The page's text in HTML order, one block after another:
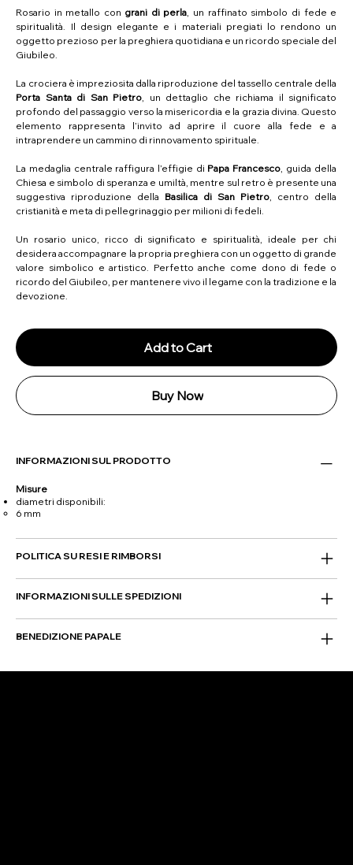
Rosario in metallo con grani di perla, un raffinato simbolo di fede e
spiritualità. Il design elegante e i materiali pregiati lo rendono un
oggetto prezioso per la preghiera quotidiana e un ricordo speciale del
Giubileo.
La crociera è impreziosita dalla riproduzione del tassello centrale della
Porta Santa di San Pietro, un dettaglio che richiama il significato
profondo del passaggio verso la misericordia e la grazia divina. Questo
elemento rappresenta l’invito ad aprire il cuore alla fede e a
intraprendere un cammino di rinnovamento spirituale.
La medaglia centrale raffigura l’effigie di Papa Francesco, guida della
Chiesa e simbolo di speranza e umiltà, mentre sul retro è presente una
suggestiva riproduzione della Basilica di San Pietro, centro della
cristianità e meta di pellegrinaggio per milioni di fedeli.
Un rosario unico, ricco di significato e spiritualità, ideale per chi
desidera accompagnare la propria preghiera con un oggetto di grande
valore simbolico e artistico. Perfetto anche come dono di fede o
ricordo del Giubileo, per mantenere vivo il legame con la tradizione e la
devozione.
Add to Cart
Buy Now
INFORMAZIONI SUL PRODOTTO
Misure
diametri disponibili:
6 mm
POLITICA SU RESI E RIMBORSI
INFORMAZIONI SULLE SPEDIZIONI
BENEDIZIONE PAPALE